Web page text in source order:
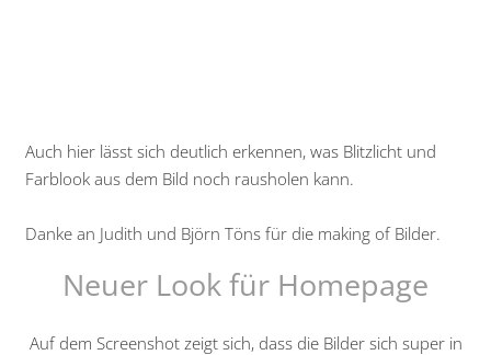
Auch hier lässt sich deutlich erkennen, was Blitzlicht und
Farblook aus dem Bild noch rausholen kann.
Danke an Judith und Björn Töns für die making of Bilder.
Neuer Look für Homepage
Auf dem Screenshot zeigt sich, dass die Bilder sich super in